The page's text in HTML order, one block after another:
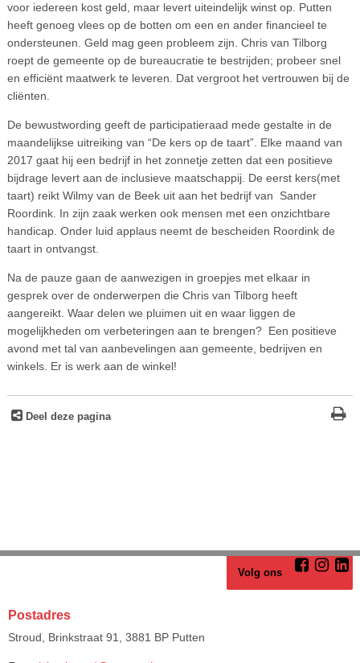
voor iedereen kost geld, maar levert uiteindelijk winst op. Putten
heeft genoeg vlees op de botten om een en ander financieel te
ondersteunen. Geld mag geen probleem zijn. Chris van Tilborg
roept de gemeente op de bureaucratie te bestrijden; probeer snel
en efficiënt maatwerk te leveren. Dat vergroot het vertrouwen bij de
cliënten.
De bewustwording geeft de participatieraad mede gestalte in de
maandelijkse uitreiking van “De kers op de taart”. Elke maand van
2017 gaat hij een bedrijf in het zonnetje zetten dat een positieve
bijdrage levert aan de inclusieve maatschappij. De eerst kers(met
taart) reikt Wilmy van de Beek uit aan het bedrijf van Sander
Roordink. In zijn zaak werken ook mensen met een onzichtbare
handicap. Onder luid applaus neemt de bescheiden Roordink de
taart in ontvangst.
Na de pauze gaan de aanwezigen in groepjes met elkaar in
gesprek over de onderwerpen die Chris van Tilborg heeft
aangereikt. Waar delen we pluimen uit en waar liggen de
mogelijkheden om verbeteringen aan te brengen? Een positieve
avond met tal van aanbevelingen aan gemeente, bedrijven en
winkels. Er is werk aan de winkel!
Deel deze pagina
Volg ons
Postadres
Stroud, Brinkstraat 91, 3881 BP Putten